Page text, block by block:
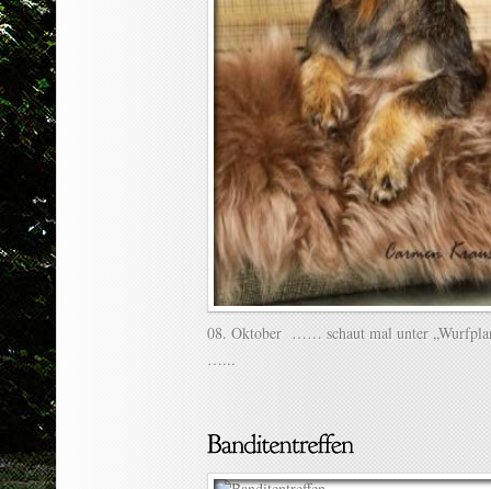
08. Oktober …… schaut mal unter
…...